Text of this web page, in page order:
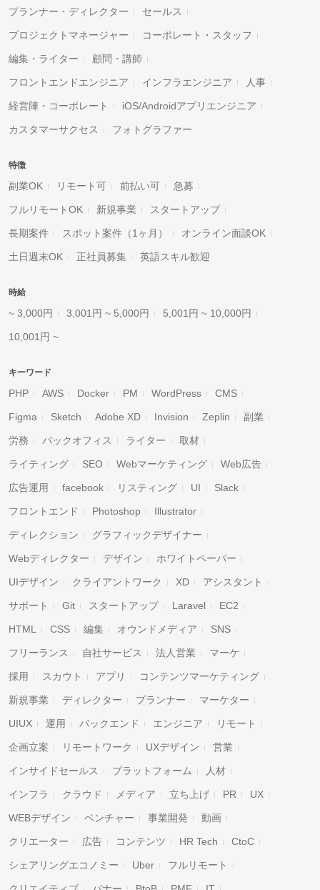
プランナー・ディレクター セールス
プロジェクトマネージャー コーポレート・スタッフ
編集・ライター 顧問・講師
フロントエンドエンジニア インフラエンジニア 人事
経営陣・コーポレート iOS/Androidアプリエンジニア
カスタマーサクセス フォトグラファー
特徴
副業OK リモート可 前払い可 急募
フルリモートOK 新規事業 スタートアップ
長期案件 スポット案件（1ヶ月） オンライン面談OK
土日週末OK 正社員募集 英語スキル歓迎
時給
~ 3,000円 3,001円 ~ 5,000円 5,001円 ~ 10,000円
10,001円 ~
キーワード
PHP AWS Docker PM WordPress CMS
Figma Sketch Adobe XD Invision Zeplin 副業
労務 バックオフィス ライター 取材
ライティング SEO Webマーケティング Web広告
広告運用 facebook リスティング UI Slack
フロントエンド Photoshop Illustrator
ディレクション グラフィックデザイナー
Webディレクター デザイン ホワイトペーパー
UIデザイン クライアントワーク XD アシスタント
サポート Git スタートアップ Laravel EC2
HTML CSS 編集 オウンドメディア SNS
フリーランス 自社サービス 法人営業 マーケ
採用 スカウト アプリ コンテンツマーケティング
新規事業 ディレクター プランナー マーケター
UIUX 運用 バックエンド エンジニア リモート
企画立案 リモートワーク UXデザイン 営業
インサイドセールス プラットフォーム 人材
インフラ クラウド メディア 立ち上げ PR UX
WEBデザイン ベンチャー 事業開発 動画
クリエーター 広告 コンテンツ HR Tech CtoC
シェアリングエコノミー Uber フルリモート